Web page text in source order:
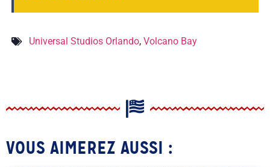
Universal Studios Orlando, Volcano Bay
VOUS AIMEREZ AUSSI :